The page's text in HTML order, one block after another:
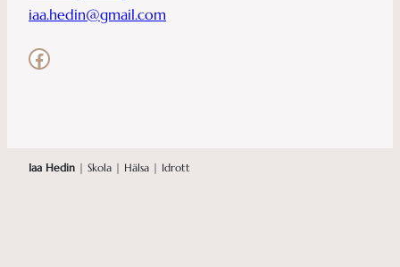
iaa.hedin@gmail.com
Facebook
Iaa Hedin | Skola | Hälsa | Idrott